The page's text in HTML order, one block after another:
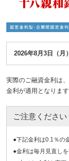
2026年8月3日（月
実際のご融資金利は
金利が適用となります
ご注意ください
●下記金利は0.1％の
●金利は毎月見直し